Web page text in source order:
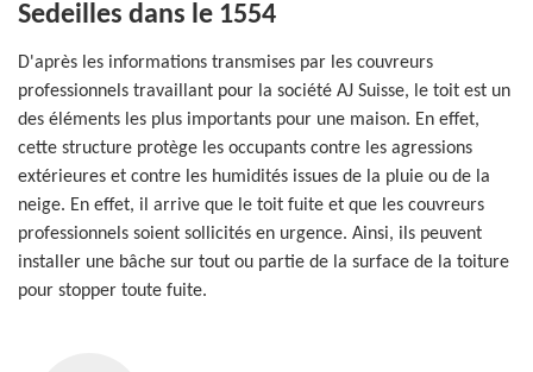
Sedeilles dans le 1554
D'après les informations transmises par les couvreurs
professionnels travaillant pour la société AJ Suisse, le toit est un
des éléments les plus importants pour une maison. En effet,
cette structure protège les occupants contre les agressions
extérieures et contre les humidités issues de la pluie ou de la
neige. En effet, il arrive que le toit fuite et que les couvreurs
professionnels soient sollicités en urgence. Ainsi, ils peuvent
installer une bâche sur tout ou partie de la surface de la toiture
pour stopper toute fuite.